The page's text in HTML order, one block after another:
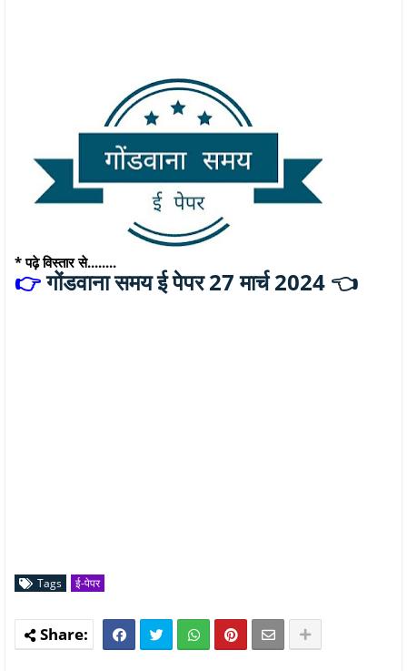
* पढ़े विस्तार से........
👉गोंडवाना समय ई पेपर 27 मार्च 2024 👈
Tags ई-पेपर